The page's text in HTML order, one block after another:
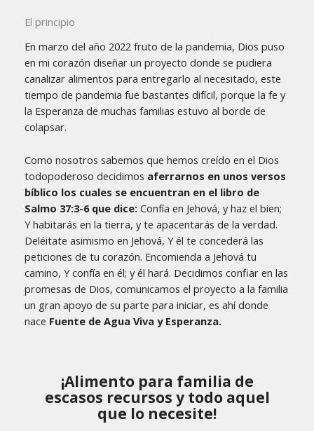
El principio
En marzo del año 2022 fruto de la pandemia, Dios puso
en mi corazón diseñar un proyecto donde se pudiera
canalizar alimentos para entregarlo al necesitado, este
tiempo de pandemia fue bastantes difícil, porque la fe y
la Esperanza de muchas familias estuvo al borde de
colapsar.
Como nosotros sabemos que hemos creído en el Dios
todopoderoso decidimos aferrarnos en unos versos
bíblico los cuales se encuentran en el libro de
Salmo 37:3-6 que dice: Confía en Jehová, y haz el bien;
Y habitarás en la tierra, y te apacentarás de la verdad.
Deléitate asimismo en Jehová, Y él te concederá las
peticiones de tu corazón. Encomienda a Jehová tu
camino, Y confía en él; y él hará. Decidimos confiar en las
promesas de Dios, comunicamos el proyecto a la familia
un gran apoyo de su parte para iniciar, es ahí donde
nace Fuente de Agua Viva y Esperanza.
¡Alimento para familia de
escasos recursos y todo aquel
que lo necesite!